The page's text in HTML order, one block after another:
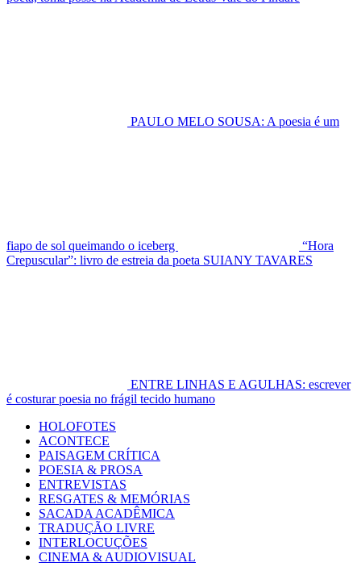
PAULO MELO SOUSA: A poesia é um
fiapo de sol queimando o iceberg
“Hora
Crepuscular”: livro de estreia da poeta SUIANY TAVARES
ENTRE LINHAS E AGULHAS: escrever
é costurar poesia no frágil tecido humano
Primary
Menu
HOLOFOTES
ACONTECE
PAISAGEM CRÍTICA
POESIA & PROSA
ENTREVISTAS
RESGATES & MEMÓRIAS
SACADA ACADÊMICA
TRADUÇÃO LIVRE
INTERLOCUÇÕES
CINEMA & AUDIOVISUAL